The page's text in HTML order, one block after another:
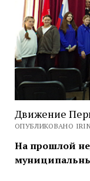
Движение
ОПУБЛИКОВАНО
На прошлой